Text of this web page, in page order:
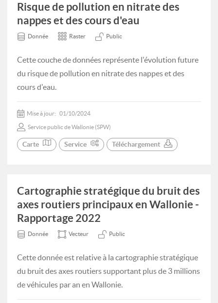
Risque de pollution en nitrate des
nappes et des cours d'eau
Donnée Raster Public
Cette couche de données représente l'évolution future
du risque de pollution en nitrate des nappes et des
cours d'eau.
Mise à jour: 01/10/2024
Service public de Wallonie (SPW)
Carte Service Téléchargement
Cartographie stratégique du bruit des
axes routiers principaux en Wallonie -
Rapportage 2022
Donnée Vecteur Public
Cette donnée est relative à la cartographie stratégique
du bruit des axes routiers supportant plus de 3 millions
de véhicules par an en Wallonie.